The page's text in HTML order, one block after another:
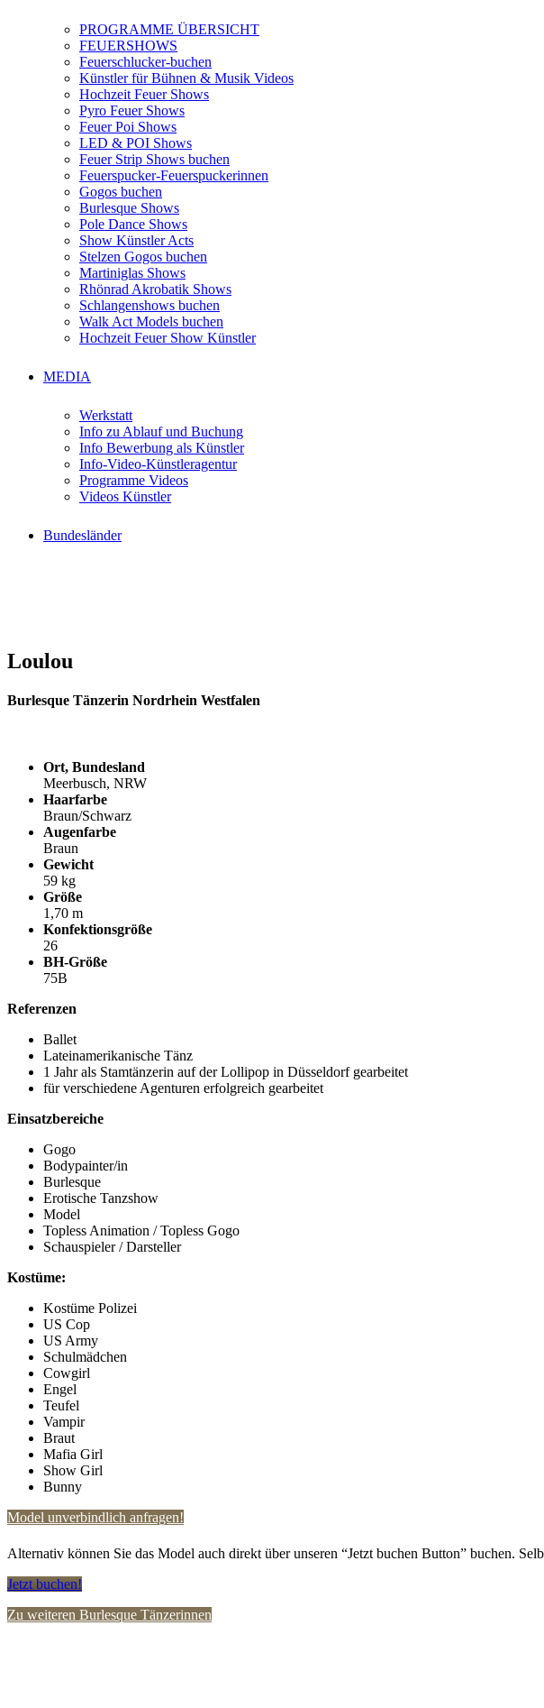
PROGRAMME ÜBERSICHT
FEUERSHOWS
Feuerschlucker-buchen
Künstler für Bühnen & Musik Videos
Hochzeit Feuer Shows
Pyro Feuer Shows
Feuer Poi Shows
LED & POI Shows
Feuer Strip Shows buchen
Feuerspucker-Feuerspuckerinnen
Gogos buchen
Burlesque Shows
Pole Dance Shows
Show Künstler Acts
Stelzen Gogos buchen
Martiniglas Shows
Rhönrad Akrobatik Shows
Schlangenshows buchen
Walk Act Models buchen
Hochzeit Feuer Show Künstler
MEDIA
Werkstatt
Info zu Ablauf und Buchung
Info Bewerbung als Künstler
Info-Video-Künstleragentur
Programme Videos
Videos Künstler
Bundesländer
Loulou
Burlesque Tänzerin Nordrhein Westfalen
Ort, Bundesland
Meerbusch, NRW
Haarfarbe
Braun/Schwarz
Augenfarbe
Braun
Gewicht
59 kg
Größe
1,70 m
Konfektionsgröße
26
BH-Größe
75B
Referenzen
Ballet
Lateinamerikanische Tänz
1 Jahr als Stamtänzerin auf der Lollipop in Düsseldorf gearbeitet
für verschiedene Agenturen erfolgreich gearbeitet
Einsatzbereiche
Gogo
Bodypainter/in
Burlesque
Erotische Tanzshow
Model
Topless Animation / Topless Gogo
Schauspieler / Darsteller
Kostüme:
Kostüme Polizei
US Cop
US Army
Schulmädchen
Cowgirl
Engel
Teufel
Vampir
Braut
Mafia Girl
Show Girl
Bunny
Model unverbindlich anfragen!
Alternativ können Sie das Model auch direkt über unseren “Jetzt buchen Button” buchen.
Jetzt buchen!
Zu weiteren Burlesque Tänzerinnen